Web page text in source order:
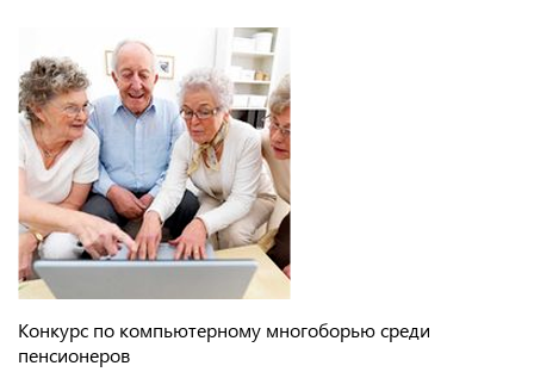
Конкурс по компьютерному многоборью среди
пенсионеров